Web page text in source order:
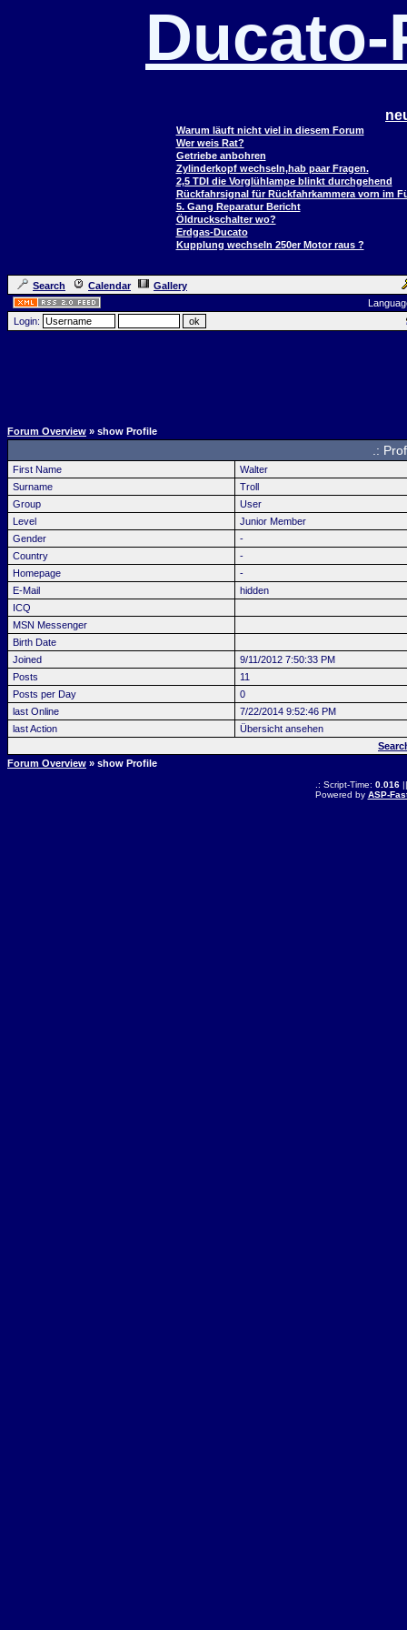
Warum läuft nicht viel in diesem Forum
Wer weis Rat?
Getriebe anbohren
Zylinderkopf wechseln,hab paar Fragen.
2,5 TDI die Vorglühlampe blinkt durchgehend
Rückfahrsignal für Rückfahrkammera vorn im
5. Gang Reparatur Bericht
Öldruckschalter wo?
Erdgas-Ducato
Kupplung wechseln 250er Motor raus ?
Search Calendar
Gallery
Login:
Forum Overview » show Profile
.:
First Name
Walter
Surname
Troll
Group
User
Level
Junior Member
Gender
-
Country
-
Homepage
-
E-Mail
hidden
ICQ
MSN Messenger
Birth Date
Joined
9/11/2012 7:50:33 PM
Posts
11
Posts per Day
0
last Online
7/22/2014 9:52:46 PM
last Action
Übersicht ansehen
Forum Overview » show Profile
.: Script-Time: 0.016||
Powered by ASP-